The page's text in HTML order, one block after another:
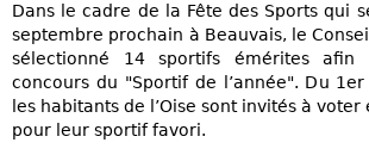
Dans le cadre de la Fête des Sports qui
septembre prochain à Beauvais, le
sélectionné 14 sportifs émérites
concours du "Sportif de l’année". Du
les habitants de l’Oise sont invités à voter
pour leur sportif favori.